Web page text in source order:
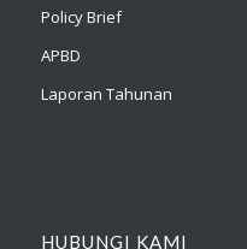
Policy Brief
APBD
Laporan Tahunan
HUBUNGI KAMI